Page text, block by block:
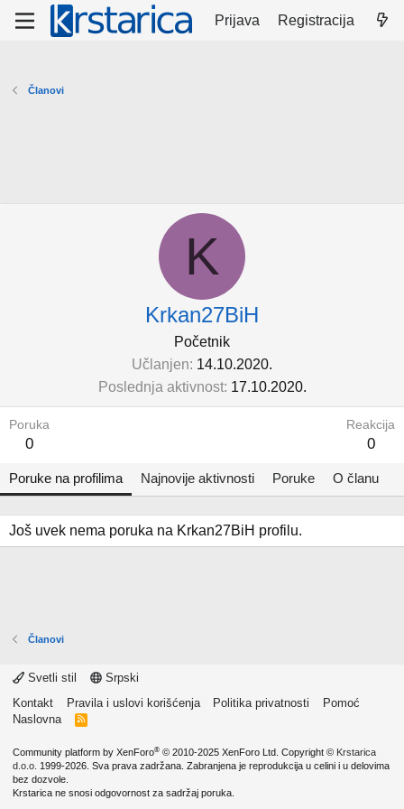
Prijava Registracija
Članovi
K
Krkan27BiH
Početnik
Učlanjen 14.10.2020.
Poslednja aktivnost 17.10.2020.
Poruka
0
Reakcija
0
Poruke na profilima Najnovije aktivnosti Poruke O članu
Još uvek nema poruka na Krkan27BiH profilu.
Članovi
Svetli stil
Srpski
Kontakt
Pravila i uslovi korišćenja Politika privatnosti
Pomoć
Naslovna
R
Community platform by XenForo® © 2010-2025 XenForo Ltd. Copyright © Krstarica
d.o.o. 1999-2026. Sva prava zadržana. Zabranjena je reprodukcija u celini i u delovima
bez dozvole.
Krstarica ne snosi odgovornost za sadržaj poruka.